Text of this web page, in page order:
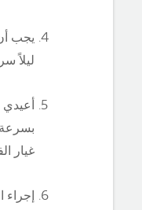
يجب
ليلاً
بسرعة
غيار